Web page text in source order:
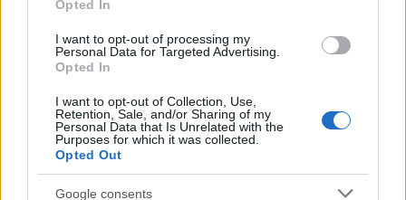
Opted In
I want to opt-out of processing my
Personal Data for Targeted Advertising.
Opted In
I want to opt-out of Collection, Use,
Retention, Sale, and/or Sharing of my
Personal Data that Is Unrelated with the
Purposes for which it was collected.
Opted Out
Google consents
Egy hét alatt közel 6 Celsius-fokkal csökkent a Balaton
vizének hőmérséklete a hétvégére